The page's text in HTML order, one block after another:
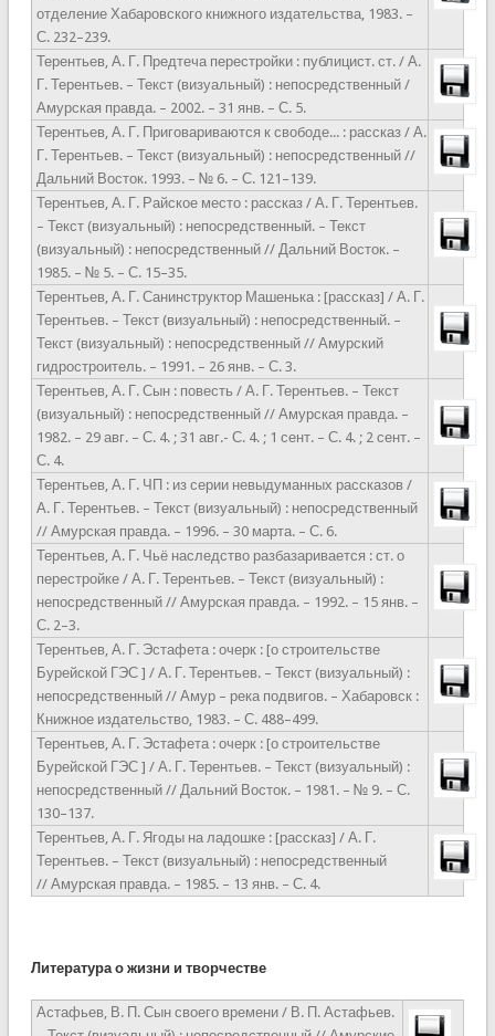
отделение Хабаровского книжного издательства, 1983. –
С. 232–239.
Терентьев, А. Г. Предтеча перестройки : публицист. ст. / А.
Г. Терентьев. – Текст (визуальный) : непосредственный /
Амурская правда. – 2002. – 31 янв. – С. 5.
Терентьев, А. Г. Приговариваются к свободе... : рассказ / А.
Г. Терентьев. – Текст (визуальный) : непосредственный //
Дальний Восток. 1993. – № 6. – С. 121–139.
Терентьев, А. Г. Райское место : рассказ / А. Г. Терентьев.
– Текст (визуальный) : непосредственный. – Текст
(визуальный) : непосредственный // Дальний Восток. –
1985. – № 5. – С. 15–35.
Терентьев, А. Г. Санинструктор Машенька : [рассказ] / А. Г.
Терентьев. – Текст (визуальный) : непосредственный. –
Текст (визуальный) : непосредственный // Амурский
гидростроитель. – 1991. – 26 янв. – С. 3.
Терентьев, А. Г. Сын : повесть / А. Г. Терентьев. – Текст
(визуальный) : непосредственный // Амурская правда. –
1982. – 29 авг. – С. 4. ; 31 авг.- С. 4. ; 1 сент. – С. 4. ; 2 сент. –
С. 4.
Терентьев, А. Г. ЧП : из серии невыдуманных рассказов /
А. Г. Терентьев. – Текст (визуальный) : непосредственный
// Амурская правда. – 1996. – 30 марта. – С. 6.
Терентьев, А. Г. Чьё наследство разбазаривается : ст. о
перестройке / А. Г. Терентьев. – Текст (визуальный) :
непосредственный // Амурская правда. – 1992. – 15 янв. –
С. 2–3.
Терентьев, А. Г. Эстафета : очерк : [о строительстве
Бурейской ГЭС ] / А. Г. Терентьев. – Текст (визуальный) :
непосредственный // Амур – река подвигов. – Хабаровск :
Книжное издательство, 1983. – С. 488–499.
Терентьев, А. Г. Эстафета : очерк : [о строительстве
Бурейской ГЭС ] / А. Г. Терентьев. – Текст (визуальный) :
непосредственный // Дальний Восток. – 1981. – № 9. – С.
130–137.
Терентьев, А. Г. Ягоды на ладошке : [рассказ] / А. Г.
Терентьев. – Текст (визуальный) : непосредственный
// Амурская правда. – 1985. – 13 янв. – С. 4.
Литература о жизни и творчестве
Астафьев, В. П. Сын своего времени / В. П. Астафьев.